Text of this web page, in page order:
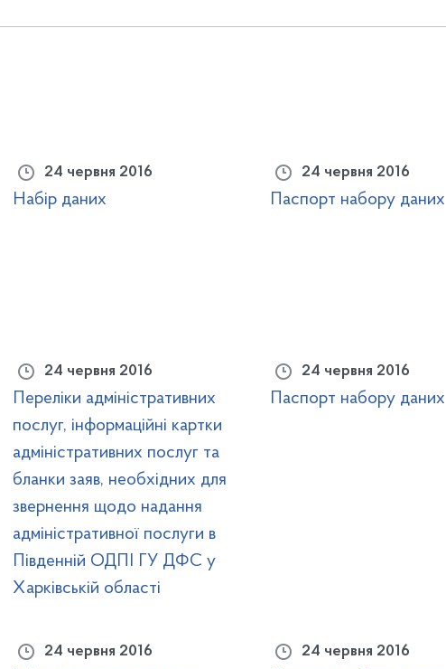
24 червня 2016
Набір даних
24 червня 2016
Паспорт набору даних
24 червня 2016
Переліки адміністративних
послуг, інформаційні картки
адміністративних послуг та
бланки заяв, необхідних для
звернення щодо надання
адміністративної послуги в
Південній ОДПІ ГУ ДФС у
Харківській області
24 червня 2016
Паспорт набору даних
24 червня 2016 24 червня 2016